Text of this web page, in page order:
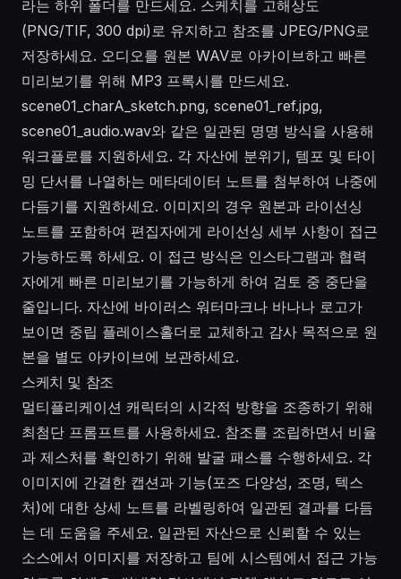
라는 하위 폴더를 만드세요. 스케치를 고해상도
(PNG/TIF, 300 dpi)로 유지하고 참조를 JPEG/PNG로
저장하세요. 오디오를 원본 WAV로 아카이브하고 빠른
미리보기를 위해 MP3 프록시를 만드세요.
scene01_charA_sketch.png, scene01_ref.jpg,
scene01_audio.wav와 같은 일관된 명명 방식을 사용해
워크플로를 지원하세요. 각 자산에 분위기, 템포 및 타이
밍 단서를 나열하는 메타데이터 노트를 첨부하여 나중에
다듬기를 지원하세요. 이미지의 경우 원본과 라이선싱
노트를 포함하여 편집자에게 라이선싱 세부 사항이 접근
가능하도록 하세요. 이 접근 방식은 인스타그램과 협력
자에게 빠른 미리보기를 가능하게 하여 검토 중 중단을
줄입니다. 자산에 바이러스 워터마크나 바나나 로고가
보이면 중립 플레이스홀더로 교체하고 감사 목적으로 원
본을 별도 아카이브에 보관하세요.
스케치 및 참조
멀티플리케이션 캐릭터의 시각적 방향을 조종하기 위해
최첨단 프롬프트를 사용하세요. 참조를 조립하면서 비율
과 제스처를 확인하기 위해 발굴 패스를 수행하세요. 각
이미지에 간결한 캡션과 기능(포즈 다양성, 조명, 텍스
처)에 대한 상세 노트를 라벨링하여 일관된 결과를 다듬
는 데 도움을 주세요. 일관된 자산으로 신뢰할 수 있는
소스에서 이미지를 저장하고 팀에 시스템에서 접근 가능